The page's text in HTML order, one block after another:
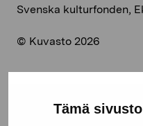
Tämä
Svenska kulturfonden,
© Kuvasto 2026